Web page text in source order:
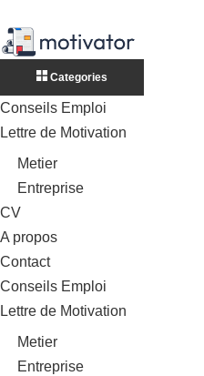
Categories
Conseils Emploi
Lettre de Motivation
Metier
Entreprise
CV
A propos
Contact
Conseils Emploi
Lettre de Motivation
Metier
Entreprise